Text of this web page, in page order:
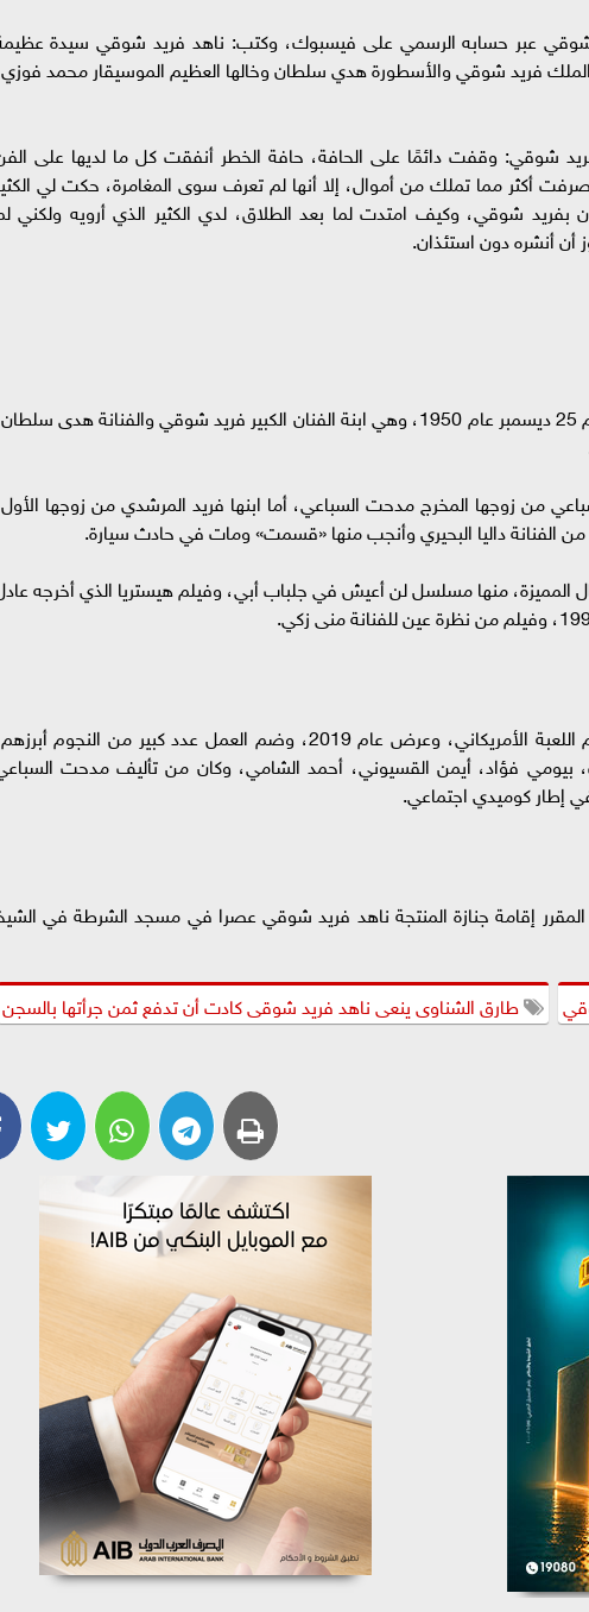
شوقي عبر حسابه الرسمي على فيسبوك، وكتب: ناهد فريد شوقي سيدة
الملك فريد شوقي والأسطورة هدي سلطان وخالها العظيم الموسيقار محمد
شوقي: وقفت دائمًا على الحافة، حافة الخطر أنفقت كل ما لديها على
أكثر مما تملك من أموال، إلا أنها لم تعرف سوى المغامرة، حكت لي
شوقي، وكيف امتدت لما بعد الطلاق، لدي الكثير الذي أرويه ولكني
أن أنشره دون استئذان.
يُذكر أن المنتجة ناهد فريد شوقي ولدت يوم 25 ديسمبر عام 1950، وهي ابنة الفنان الكبير فريد شوقي والفنانة هدى
من زوجها المخرج مدحت السباعي، أما ابنها فريد المرشدي من زوجها
الفنانة داليا البحيري وأنجب منها «قسمت» ومات في حادث سيارة.
منها مسلسل لن أعيش في جلباب أبي، وفيلم هيستريا الذي أخرجه
وكان آخر أعمال ناهد فريد شوقي هو فيلم اللعبة الأمريكاني، وعرض عام 2019، وضم العمل عدد كبير من النجوم
فؤاد، أيمن القسيوني، أحمد الشامي، وكان من تأليف مدحت
إطار كوميدي اجتماعي.
إقامة جنازة المنتجة ناهد فريد شوقي عصرا في مسجد الشرطة في
طارق الشناوى ينعى ناهد فريد شوقى كادت أن تدفع ثمن جرأتها بالسجن